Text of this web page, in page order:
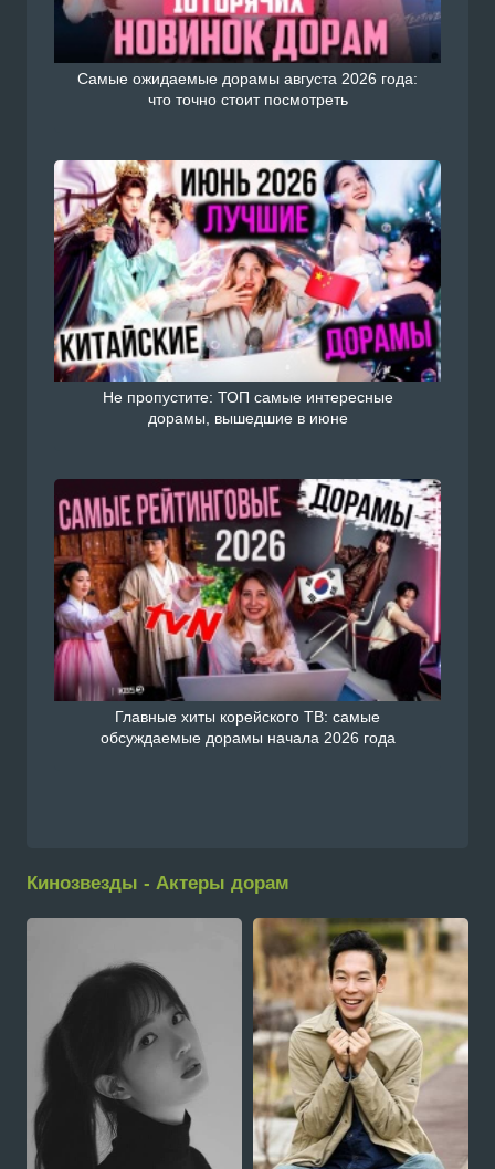
Самые ожидаемые дорамы августа 2026 года:
что точно стоит посмотреть
Не пропустите: ТОП самые интересные
дорамы, вышедшие в июне
Главные хиты корейского ТВ: самые
обсуждаемые дорамы начала 2026 года
Кинозвезды - Актеры дорам